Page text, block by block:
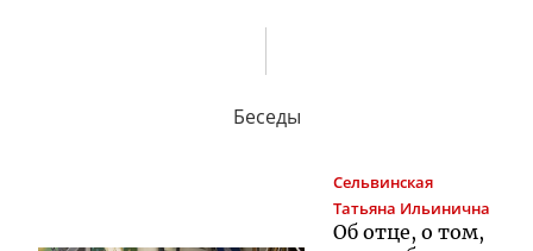
Беседы
Сельвинская
Татьяна Ильинична
Об отце, о том,